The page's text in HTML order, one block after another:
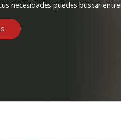
necesidades puedes buscar